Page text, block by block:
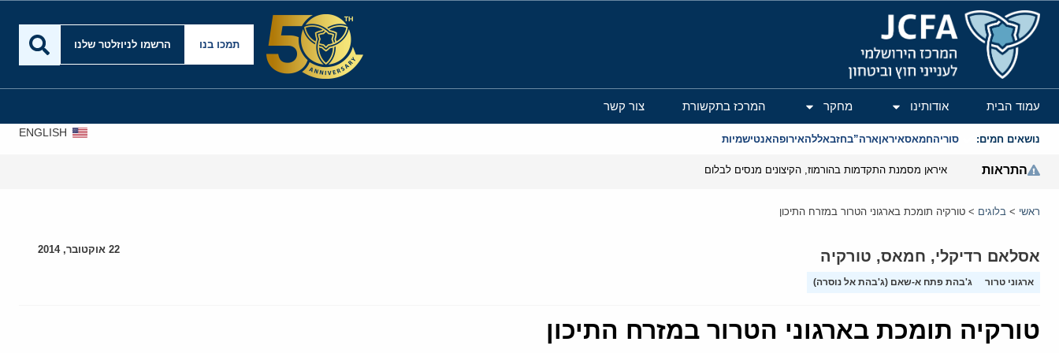
המרכז הירושלמי לענייני חוץ וביטחון
תמכו בנו הרשמו לניוזלטר שלנו
עמוד הבית אודותינו מחקר המרכז בתקשורת צור קשר
נושאים חמים: סוריהחמאסאיראןארה”בחזבאללהאירופהאנטישמיות
ENGLISH
התראות איראן מסמנת התקדמות בהורמוז, הקיצונים מנסים לבלום
ראשי > בלוגים > טורקיה תומכת בארגוני הטרור במזרח התיכון
אסלאם רדיקלי, חמאס, טורקיה
ארגוני טרור ג'בהת פתח א-שאם (ג'בהת אל נוסרה)
22 אוקטובר, 2014
טורקיה תומכת בארגוני הטרור במזרח התיכון